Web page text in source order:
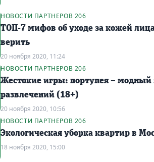
НОВОСТИ ПАРТНЕРОВ 206
ТОП-7 мифов об уходе за кожей
верить
20 ноября 2020, 11:24
НОВОСТИ ПАРТНЕРОВ 206
Жестокие игры: портупея – модный
развлечений (18+)
20 ноября 2020, 10:56
НОВОСТИ ПАРТНЕРОВ 206
Экологическая уборка квартир в
18 ноября 2020, 15:00